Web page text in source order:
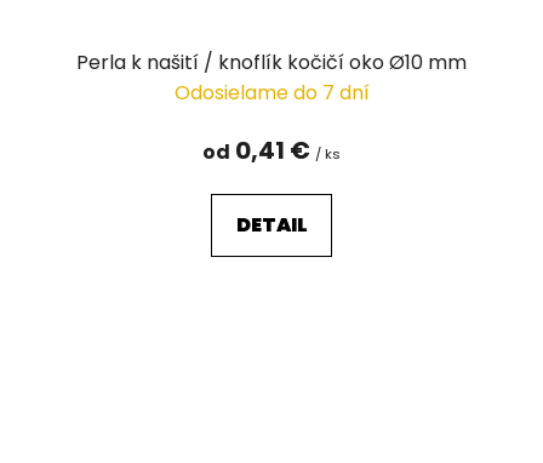
Perla k našití / knoflík kočičí oko Ø10 mm
Odosielame do 7 dní
od 0,41 € / ks
DETAIL